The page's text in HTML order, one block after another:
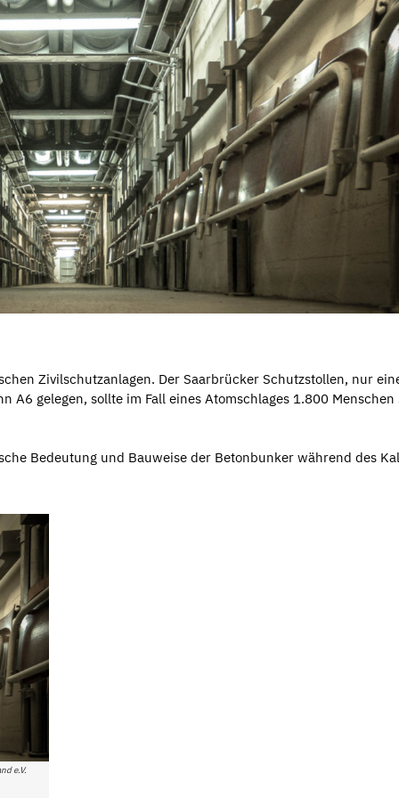
Zivilschutzanlagen. Der Saarbrücker Schutzstollen, nur
gelegen, sollte im Fall eines Atomschlages 1.800 Menschen
Bedeutung und Bauweise der Betonbunker während des
e.V.